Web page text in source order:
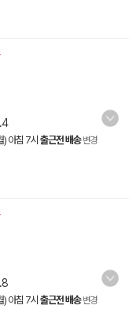
) 아침 7시 출근전 배송 변경
) 아침 7시 출근전 배송 변경